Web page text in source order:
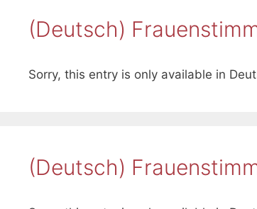
(Deutsch)
Sorry, this entry is only available in
(Deutsch)